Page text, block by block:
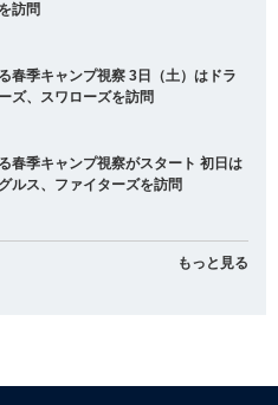
訪問
春季キャンプ視察 3日（土）はドラ
ズ、スワローズを訪問
春季キャンプ視察がスタート 初日は
ルス、ファイターズを訪問
もっと見る